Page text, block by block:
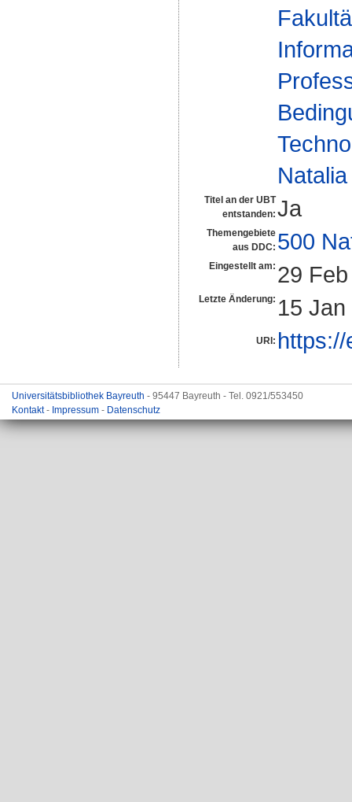
Titel an der UBT
entstanden: Ja
Themengebiete
aus DDC: 500
Eingestellt am: 29
Letzte Änderung: 15
URI:
Universitätsbibliothek Bayreuth - 95447 Bayreuth - Tel. 0921/553450
Kontakt- Impressum - Datenschutz